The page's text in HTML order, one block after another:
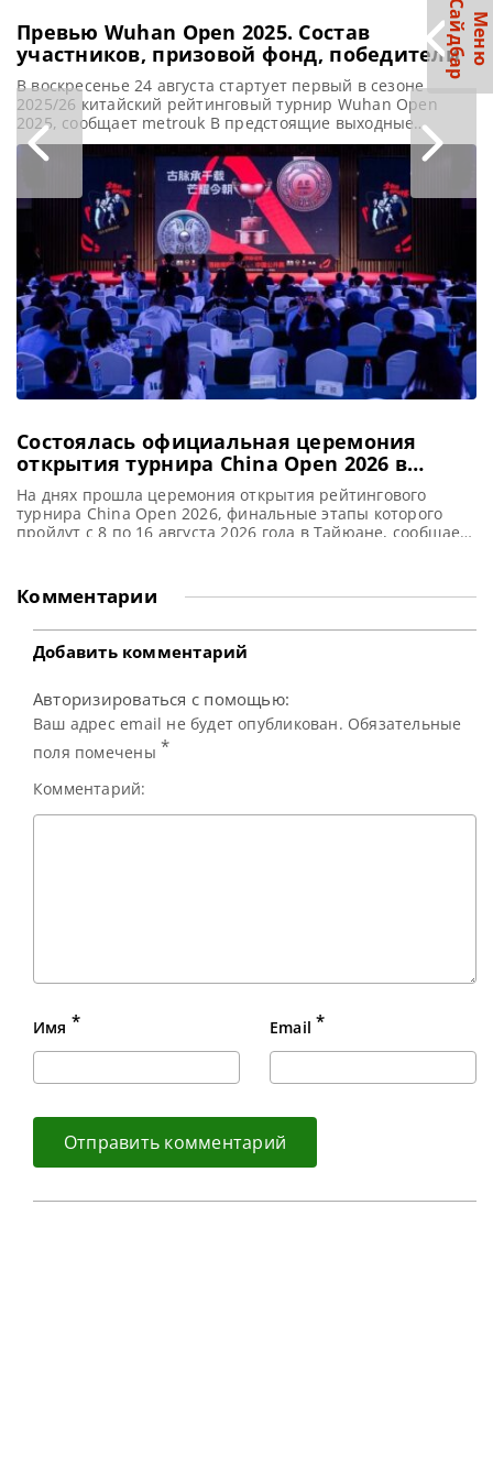
Превью Wuhan Open 2025. Состав
участников, призовой фонд, победители
В воскресенье 24 августа стартует первый в сезоне
2025/26 китайский рейтинговый турнир Wuhan Open
2025, сообщает metrouk В предстоящие выходные
стартует третий по счету и первый в сезоне 2025/26
турнир Wuhan Open. В прошлом году в Ухане
сенсационную победу одержал Сяо Годун. И для него это
был первый триумф на рейтинговом турнире за долгие
Состоялась официальная церемония
открытия турнира China Open 2026 в
Тайюане
На днях прошла церемония открытия рейтингового
турнира China Open 2026, финальные этапы которого
пройдут с 8 по 16 августа 2026 года в Тайюане, сообщает
представлены дизайн трофея и главный спонсор
мероприятия. 10 июля в Shanxi International Sports
Exchange Centre,
Комментарии
Добавить комментарий
Авторизироваться с помощью:
Ваш адрес email не будет опубликован. Обязательные
поля помечены *
Комментарий:
Имя * Email *
М
е
н
ю
Са
й
д
б
а
р